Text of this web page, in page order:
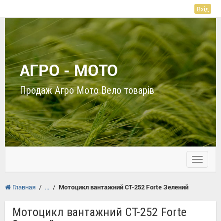
Вхід
АГРО - МОТО
Продаж Агро Мото Вело товарів
Toggle
Главная / / Мотоцикл вантажний CT-252 Forte Зелений
Мотоцикл вантажний CT-252 Forte